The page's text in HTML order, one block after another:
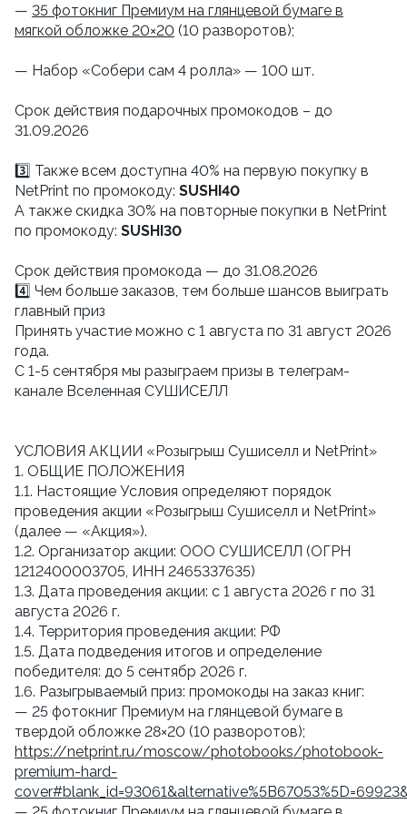
— 35 фотокниг Премиум на глянцевой бумаге в
мягкой обложке 20×20 (10 разворотов);
— Набор «Собери сам 4 ролла» — 100 шт.
Срок действия подарочных промокодов – до
31.09.2026
3️⃣ Также всем доступна 40% на первую покупку в
NetPrint по промокоду: SUSHI40
А также скидка 30% на повторные покупки в NetPrint
по промокоду: SUSHI30
Cрок действия промокода — до 31.08.2026
4️⃣ Чем больше заказов, тем больше шансов выиграть
главный приз
Принять участие можно с 1 августа по 31 август 2026
года.
С 1-5 сентября мы разыграем призы в телеграм-
канале Вселенная СУШИСЕЛЛ
УСЛОВИЯ АКЦИИ «Розыгрыш Сушиселл и NetPrint»
1. ОБЩИЕ ПОЛОЖЕНИЯ
1.1. Настоящие Условия определяют порядок
проведения акции «Розыгрыш Сушиселл и NetPrint»
(далее — «Акция»).
1.2. Организатор акции: ООО СУШИСЕЛЛ (ОГРН
1212400003705, ИНН 2465337635)
1.3. Дата проведения акции: с 1 августа 2026 г по 31
августа 2026 г.
1.4. Территория проведения акции: РФ
1.5. Дата подведения итогов и определение
победителя: до 5 сентябр 2026 г.
1.6. Разыгрываемый приз: промокоды на заказ книг:
— 25 фотокниг Премиум на глянцевой бумаге в
твердой обложке 28×20 (10 разворотов);
https://netprint.ru/moscow/photobooks/photobook-
premium-hard-